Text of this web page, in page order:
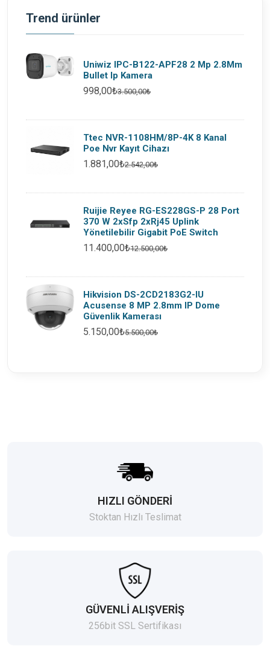
Trend ürünler
Uniwiz IPC-B122-APF28 2 Mp 2.8Mm
Bullet Ip Kamera
998,00₺3.500,00₺
Ttec NVR-1108HM/8P-4K 8 Kanal
Poe Nvr Kayıt Cihazı
1.881,00₺2.542,00₺
Ruijie Reyee RG-ES228GS-P 28 Port
370 W 2xSfp 2xRj45 Uplink
Yönetilebilir Gigabit PoE Switch
11.400,00₺12.500,00₺
Hikvision DS-2CD2183G2-IU
Acusense 8 MP 2.8mm IP Dome
Güvenlik Kamerası
5.150,00₺5.500,00₺
HIZLI GÖNDERİ
Stoktan Hızlı Teslimat
GÜVENLİ ALIŞVERİŞ
256bit SSL Sertifikası